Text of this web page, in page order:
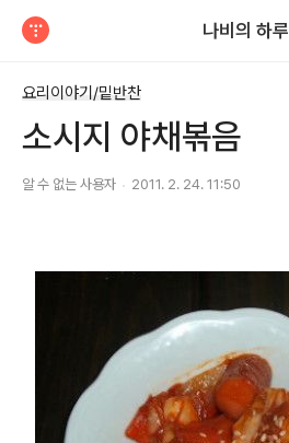
나비의 하루
요리이야기/밑반찬
소시지 야채볶음
알 수 없는 사용자 2011. 2. 24. 11:50